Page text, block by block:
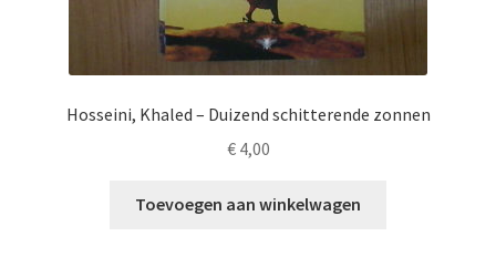
Hosseini, Khaled – Duizend schitterende zonnen
€4,00
Toevoegen aan winkelwagen